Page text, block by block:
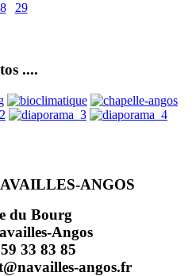
29
....
ANGOS
du Bourg
Angos
33 83 85
angos.fr